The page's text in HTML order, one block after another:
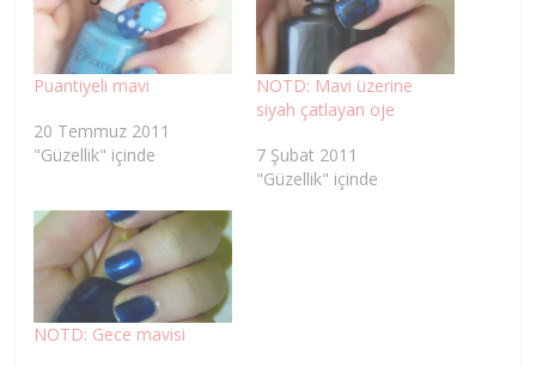
Puantiyeli mavi
20 Temmuz 2011
"Güzellik" içinde
NOTD: Mavi üzerine
siyah çatlayan oje
7 Şubat 2011
"Güzellik" içinde
NOTD: Gece mavisi